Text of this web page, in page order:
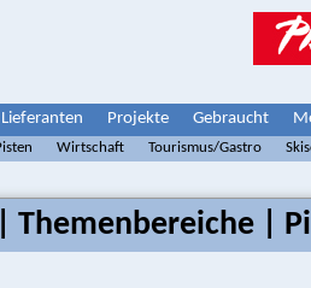
Lieferanten Projekte Gebraucht
Wirtschaft Tourismus/Gastro
Themenbereiche |